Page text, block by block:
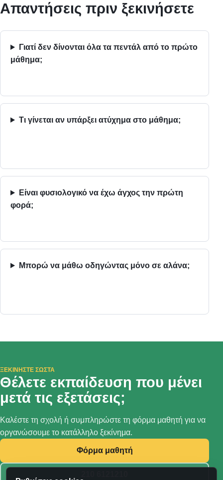
Απαντήσεις πριν ξεκινήσετε
Γιατί δεν δίνονται όλα τα πεντάλ από το πρώτο
μάθημα;
Τι γίνεται αν υπάρξει ατύχημα στο μάθημα;
Είναι φυσιολογικό να έχω άγχος την πρώτη
φορά;
Μπορώ να μάθω οδηγώντας μόνο σε αλάνα;
ΞΕΚΙΝΉΣΤΕ ΣΩΣΤΆ
Θέλετε εκπαίδευση που μένει
μετά τις εξετάσεις;
Καλέστε τη σχολή ή συμπληρώστε τη φόρμα μαθητή για να
οργανώσουμε το κατάλληλο ξεκίνημα.
Φόρμα μαθητή